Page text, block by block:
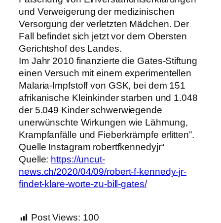
und Verweigerung der medizinischen
Versorgung der verletzten Mädchen. Der
Fall befindet sich jetzt vor dem Obersten
Gerichtshof des Landes.
Im Jahr 2010 finanzierte die Gates-Stiftung
einen Versuch mit einem experimentellen
Malaria-Impfstoff von GSK, bei dem 151
afrikanische Kleinkinder starben und 1.048
der 5.049 Kinder schwerwiegende
unerwünschte Wirkungen wie Lähmung,
Krampfanfälle und Fieberkrämpfe erlitten”.
Quelle Instagram robertfkennedyjr“
Quelle: https://uncut-
news.ch/2020/04/09/robert-f-kennedy-jr-
findet-klare-worte-zu-bill-gates/
Post Views: 100